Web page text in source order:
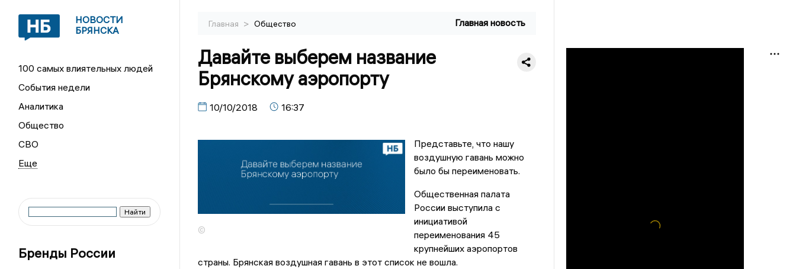
НОВОСТИ
БРЯНСКА
100 самых влиятельных людей
События недели
Аналитика
Общество
СВО
Бренды России
Главная > Общество Главная новость
Давайте выберем название
Брянскому аэропорту
10/10/2018 16:37
©
Представьте, что нашу
воздушную гавань можно
было бы переименовать.
Общественная палата
России выступила с
инициативой
переименования 45
крупнейших аэропортов
страны. Брянская воздушная гавань в этот список не вошла.